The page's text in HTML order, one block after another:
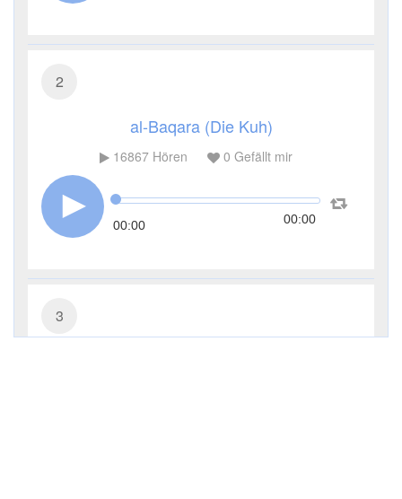
2
al-Baqara (Die Kuh)
16867Hören 0 Gefällt mir
00:00 00:00
3